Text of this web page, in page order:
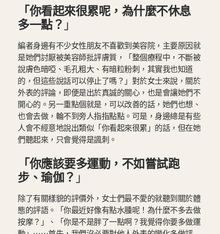
「你看起來很累呢，為什麼不休息
多一點？ 」
編者身邊有不少女性朋友不喜歡到美容院，主要原因就
是她們討厭被美容師批評膚質，「整個療程中，不斷被
說膚色暗啞、毛孔粗大、有暗粒粉刺，其實我也知道
的，但這些說話可以停止了嗎？」對於女士來說，關於
外表的評論，即便是出於真誠的關心，也是會讓她們不
開心的。另一重點個就是，可以改善的話，她們也想、
也會去做，輪不到旁人指指點點。可是，身邊總是有些
人會不經意地說出類似「你看起來很累」的話，但在她
們聽起來，只會覺得是諷刺。
「你應該要多運動，不如嘗試跑
步、瑜伽？ 」
除了有關樣貌的評價外，女士們最不愛的就聽到關於體
態的評語。「你最近好像有點水腫呢！為什麼不多去做
按摩？」、「你是不是胖了一點啊？我覺得你要多做運